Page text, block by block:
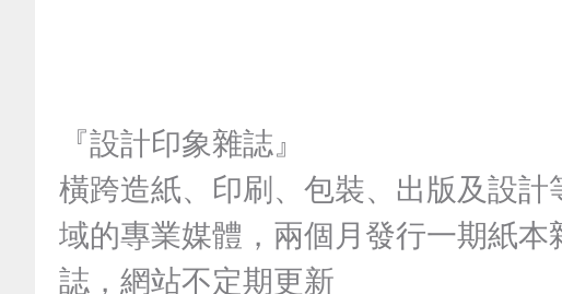
造成的降級使用情況，提升塑料再次投入生產的可行性。 包裝設
只看印刷效果 循環相容成新競爭條件 除了回收需求，UPM 強調
列也兼顧生產與應用端需求，包括穩定貼附性、加工效率與印刷
質，適用於塑膠、紙材與玻璃包裝。 產品目前已取得外部可回收
驗證，並透過獨立測試確認標籤可順利釋離等功能表現，協助品
應各市場日益提高的環保規範要求。 UPM Adhesive Materials 循
『設計印象雜誌』
橫跨造紙、印刷、包裝、出版及設計
域的專業媒體，兩個月發行一期紙本
誌，網站不定期更新